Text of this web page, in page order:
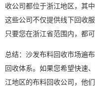
收公司都位于浙江地区，其
这些公司不仅提供线下回收
只要您在浙江省范围内，都
总结：沙发布料回收市场遍
回收体系。如果您希望快速
江地区的布料回收公司，他